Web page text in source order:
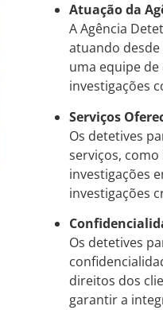
Atuação da
A Agência
atuando desde
uma equipe
investigações
Serviços
Os detetives
serviços,
investigações
investigações
Os detetives
direitos dos
garantir a